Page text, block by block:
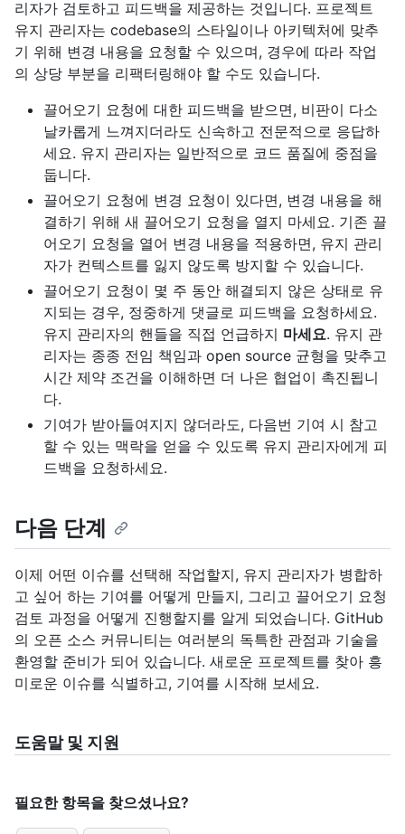
리자가 검토하고 피드백을 제공하는 것입니다. 프로젝트
유지 관리자는 codebase의 스타일이나 아키텍처에 맞추
기 위해 변경 내용을 요청할 수 있으며, 경우에 따라 작업
의 상당 부분을 리팩터링해야 할 수도 있습니다.
끌어오기 요청에 대한 피드백을 받으면, 비판이 다소
날카롭게 느껴지더라도 신속하고 전문적으로 응답하
세요. 유지 관리자는 일반적으로 코드 품질에 중점을
둡니다.
끌어오기 요청에 변경 요청이 있다면, 변경 내용을 해
결하기 위해 새 끌어오기 요청을 열지 마세요. 기존 끌
어오기 요청을 열어 변경 내용을 적용하면, 유지 관리
자가 컨텍스트를 잃지 않도록 방지할 수 있습니다.
끌어오기 요청이 몇 주 동안 해결되지 않은 상태로 유
지되는 경우, 정중하게 댓글로 피드백을 요청하세요.
유지 관리자의 핸들을 직접 언급하지 마세요. 유지 관
리자는 종종 전임 책임과 open source 균형을 맞추고
시간 제약 조건을 이해하면 더 나은 협업이 촉진됩니
다.
기여가 받아들여지지 않더라도, 다음번 기여 시 참고
할 수 있는 맥락을 얻을 수 있도록 유지 관리자에게 피
드백을 요청하세요.
다음 단계
이제 어떤 이슈를 선택해 작업할지, 유지 관리자가 병합하
고 싶어 하는 기여를 어떻게 만들지, 그리고 끌어오기 요청
검토 과정을 어떻게 진행할지를 알게 되었습니다. GitHub
의 오픈 소스 커뮤니티는 여러분의 독특한 관점과 기술을
환영할 준비가 되어 있습니다. 새로운 프로젝트를 찾아 흥
미로운 이슈를 식별하고, 기여를 시작해 보세요.
도움말 및 지원
필요한 항목을 찾으셨나요?